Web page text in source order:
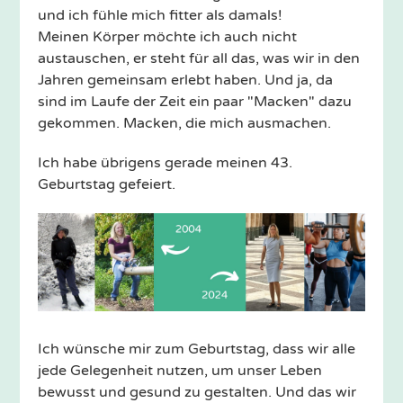
und ich fühle mich fitter als damals!
Meinen Körper möchte ich auch nicht
austauschen, er steht für all das, was wir in den
Jahren gemeinsam erlebt haben. Und ja, da
sind im Laufe der Zeit ein paar "Macken" dazu
gekommen. Macken, die mich ausmachen.
Ich habe übrigens gerade meinen 43.
Geburtstag gefeiert.
Ich wünsche mir zum Geburtstag, dass wir alle
jede Gelegenheit nutzen, um unser Leben
bewusst und gesund zu gestalten. Und das wir